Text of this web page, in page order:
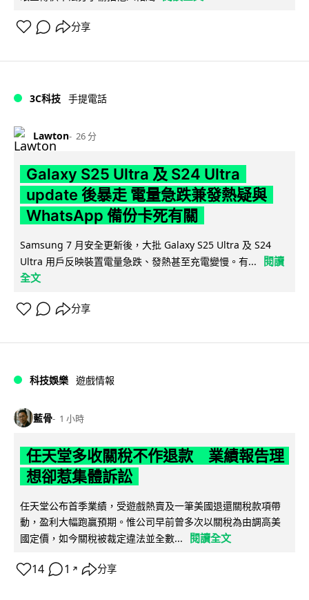
分享
3C科技 手提電話
Lawton 26 分
Galaxy S25 Ultra 及 S24 Ultra
update 後暴走 電量急跌兼發熱疑與
WhatsApp 備份卡死有關
Samsung 7 月安全更新後，大批 Galaxy S25 Ultra 及 S24
Ultra 用戶反映裝置電量急跌、發熱甚至充電變慢。有...
閱讀
全文
分享
科技娛樂 遊戲情報
藍骨 1 小時
任天堂多收關稅不作退款 業績報告理
想卻惹集體訴訟
任天堂公布首季業績，受遊戲熱賣及一筆美國退還關稅款項帶
動，盈利大幅跑贏預期。惟公司早前曾多次以關稅為由調高美
國定價，如今關稅被裁定違法並全數...
閱讀全文
14 1 ↗ 分享